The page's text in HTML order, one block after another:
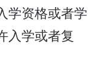
学资格或者学
入学或者复